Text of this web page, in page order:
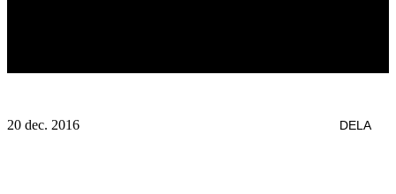
20 dec. 2016 DELA